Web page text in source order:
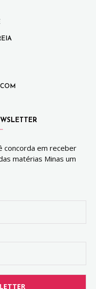
concorda em receber
matérias Minas um